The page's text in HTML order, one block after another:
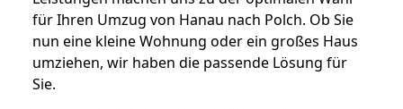
für Ihren Umzug von Hanau nach Polch. Ob Sie
nun eine kleine Wohnung oder ein großes Haus
umziehen, wir haben die passende Lösung für
Sie.